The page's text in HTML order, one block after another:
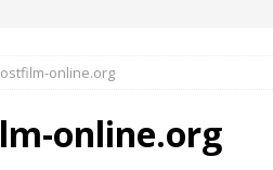
для общения и развития
года: зарубежные ресурсы с высоким DR
online.org
online.org